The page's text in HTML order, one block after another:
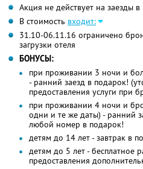
Акция не действует на заезды
В стоимость входит:
31.10-06.11.16 ограничено
загрузки отеля
БОНУСЫ:
при проживании 3 ночи и
- ранний заезд в подарок!
предоставления услуги при
при проживании 4 ночи и
одни и те же даты) - ранний
любой номер в подарок!
детям до 14 лет - завтрак в
детям до 5 лет - бесплатное
предоставления